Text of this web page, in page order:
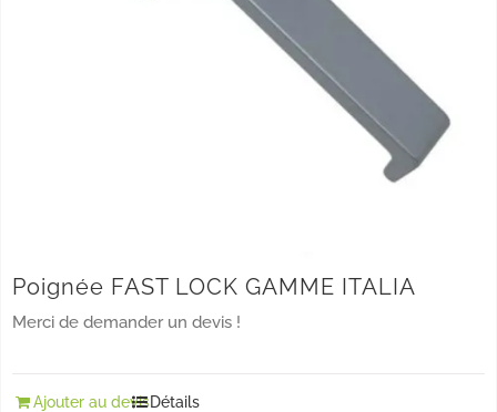
Poignée FAST LOCK GAMME ITALIA
Merci de demander un devis !
Ajouter au devisDétails